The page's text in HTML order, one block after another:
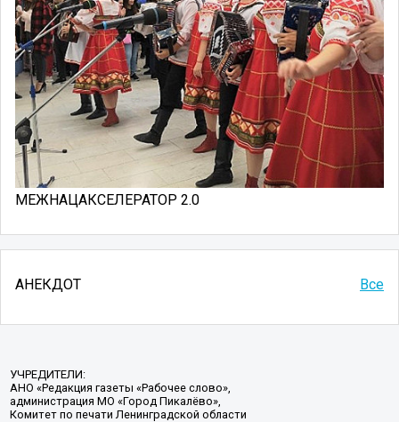
МЕЖНАЦАКСЕЛЕРАТОР 2.0
АНЕКДОТ Все
УЧРЕДИТЕЛИ:
АНО «Редакция газеты «Рабочее слово»,
администрация МО «Город Пикалёво»,
Комитет по печати Ленинградской области